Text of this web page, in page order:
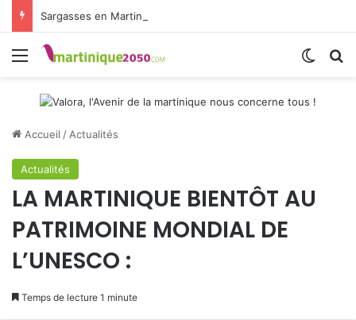
Menu
Accueil / Actualités
Actualités
LA MARTINIQUE BIENTÔT AU
PATRIMOINE MONDIAL DE
L’UNESCO :
Temps de lecture 1 minute